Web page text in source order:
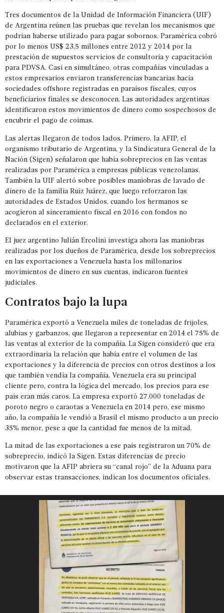
Tres documentos de la Unidad de Información Financiera (UIF)
de Argentina reúnen las pruebas que revelan los mecanismos que
podrían haberse utilizado para pagar sobornos. Paramérica cobró
por lo menos US$ 23,5 millones entre 2012 y 2014 por la
prestación de supuestos servicios de consultoría y capacitación
para PDVSA. Casi en simultáneo, otras compañías vinculadas a
estos empresarios enviaron transferencias bancarias hacia
sociedades offshore registradas en paraísos fiscales, cuyos
beneficiarios finales se desconocen. Las autoridades argentinas
identificaron estos movimientos de dinero como sospechosos de
encubrir el pago de coimas.
Las alertas llegaron de todos lados. Primero, la AFIP, el
organismo tributario de Argentina, y la Sindicatura General de la
Nación (Sigen) señalaron que había sobreprecios en las ventas
realizadas por Paramérica a empresas públicas venezolanas.
También la UIF alertó sobre posibles maniobras de lavado de
dinero de la familia Ruiz Juárez, que luego reforzaron las
autoridades de Estados Unidos, cuando los hermanos se
acogieron al sinceramiento fiscal en 2016 con fondos no
declarados en el exterior.
El juez argentino Julián Ercolini investiga ahora las maniobras
realizadas por los dueños de Paramérica, desde los sobreprecios
en las exportaciones a Venezuela hasta los millonarios
movimientos de dinero en sus cuentas, indicaron fuentes
judiciales.
Contratos bajo la lupa
Paramérica exportó a Venezuela miles de toneladas de frijoles,
alubias y garbanzos, que llegaron a representar en 2014 el 75% de
las ventas al exterior de la compañía. La Sigen consideró que era
extraordinaria la relación que había entre el volumen de las
exportaciones y la diferencia de precios con otros destinos a los
que también vendía la compañía. Venezuela era su principal
cliente pero, contra la lógica del mercado, los precios para ese
país eran más caros. La empresa exportó 27.000 toneladas de
poroto negro o caraotas a Venezuela en 2014 pero, ese mismo
año, la compañía le vendió a Brasil el mismo producto a un precio
35% menor, pese a que la cantidad fue menos de la mitad.
La mitad de las exportaciones a ese país registraron un 70% de
sobreprecio, indicó la Sigen. Estas diferencias de precio
motivaron que la AFIP abriera su “canal rojo” de la Aduana para
observar estas transacciones, indican los documentos oficiales.